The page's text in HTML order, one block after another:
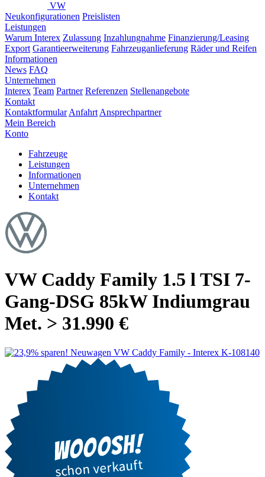
VW
Neukonfigurationen Preislisten
Leistungen
Warum Interex Zulassung Inzahlungnahme Finanzierung/Leasing
Export Garantieerweiterung Fahrzeuganlieferung Räder und Reifen
Informationen
News FAQ
Unternehmen
Interex Team Partner Referenzen Stellenangebote
Kontakt
Kontaktformular Anfahrt Ansprechpartner
Mein Bereich
Konto
Fahrzeuge
Leistungen
Informationen
Unternehmen
Kontakt
VW Caddy Family 1.5 l TSI 7-
Gang-DSG 85kW Indiumgrau
Met. > 31.990 €